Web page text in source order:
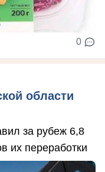
0
области
за рубеж 6,8
их переработки